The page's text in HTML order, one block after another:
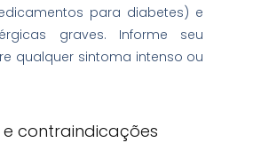
para diabetes) e
graves. Informe seu
qualquer sintoma intenso ou
contraindicações